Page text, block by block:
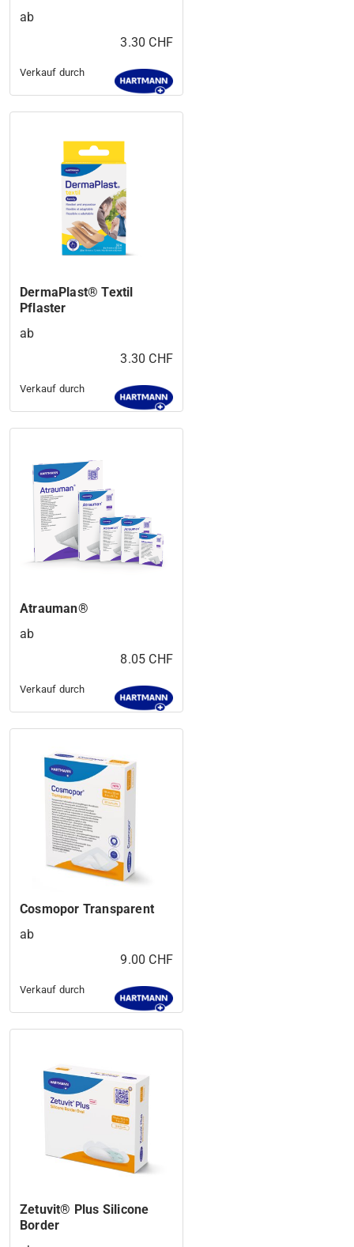
ab
3.30 CHF
Verkauf durch
DermaPlast® Textil
Pflaster
ab
3.30 CHF
Verkauf durch
Atrauman®
ab
8.05 CHF
Verkauf durch
Cosmopor Transparent
ab
9.00 CHF
Verkauf durch
Zetuvit® Plus Silicone
Border